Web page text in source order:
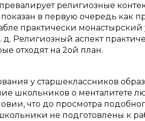
религиозные
в первую очередь как
практически монастырский
Религиозный аспект
отходят на 2ой план.
у старшеклассников
школьников о менталитете
что до просмотра
не подготовлены к